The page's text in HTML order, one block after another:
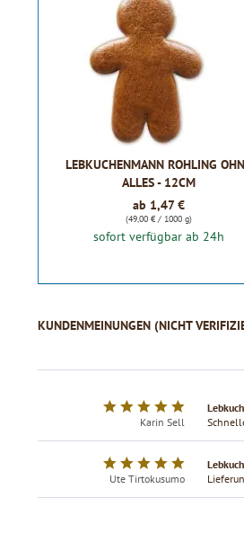
LEBKUCHENMANN ROHLING
ALLES - 12CM
ab 1,47 €
(49,00 € / 1000 g)
sofort verfügbar ab 24h
KUNDENMEINUNGEN (NICHT
Karin Sell
Ute Tirtokusumo